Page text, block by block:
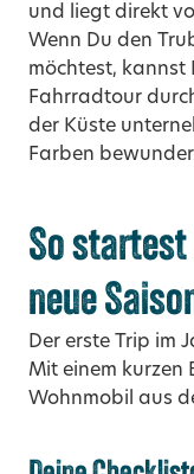
und liegt direkt
Wenn Du den
möchtest, kannst
Fahrradtour
der Küste
Farben
So
neue
Der erste Trip im
Mit einem kurzen
Wohnmobil aus